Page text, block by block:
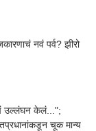
नवं पर्व? झीरो
उल्लंघन केलं...";
चूक मान्य